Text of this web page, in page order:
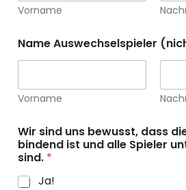
Vorname
Name Auswechselspieler
Vorname
Wir sind uns bewusst, dass
bindend ist und alle Spieler
sind. *
Ja!